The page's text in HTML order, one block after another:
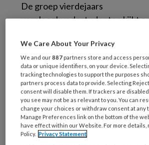
De groep vierdejaars
verpleegkundestudenten kijkt
toch iemand die weet wat ‘ie
student die stage loopt in een
zou het niet professioneel
verpleegkundige zichtbaar
ander aan.
De discussie komt op gang. En
afgelopen weken hebben we hun
We Care About Your Privacy
We and our887 partners store and access
data or unique identifiers, on your device.
tracking technologies to support the purposes
partners process data to provide. Selecting
consent will disable them. If trackers are
you see may not be as relevant to you. You can
change your choices or withdraw consent at any
Manage Preferences link on the bottom of the
have effect within our Website. For more details,
Policy. Privacy Statement